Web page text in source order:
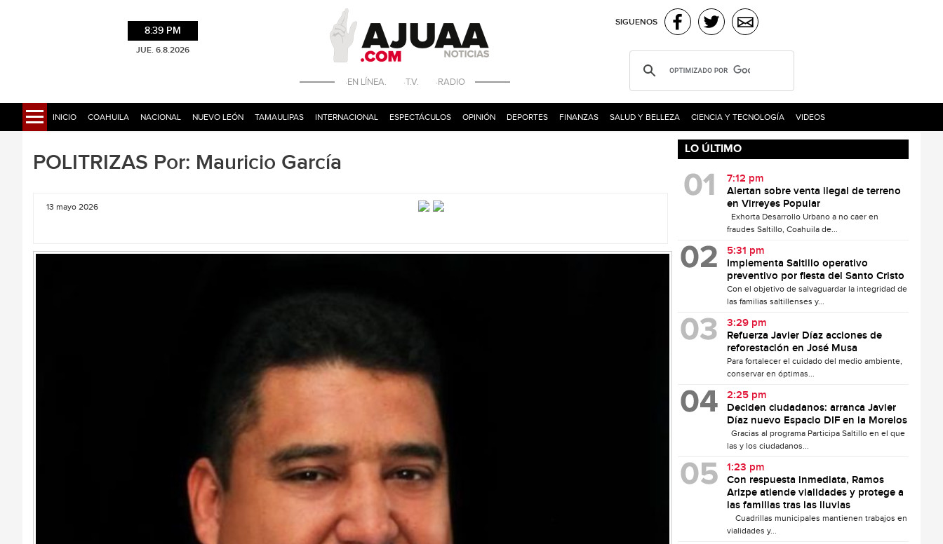
8:39 PM
JUE. 6.8.2026
·EN LÍNEA. ·T.V. ·RADIO
SIGUENOS
INICIO COAHUILA NACIONAL NUEVO LEÓN TAMAULIPAS INTERNACIONAL ESPECTÁCULOS OPINIÓN DEPORTES FINANZAS SALUD Y BELLEZA CIENCIA Y TECNOLOGÍA VIDEOS
POLITRIZAS Por: Mauricio García
13 mayo 2026
LO ÚLTIMO
7:12 pm
Alertan sobre venta ilegal de terreno
en Virreyes Popular
Exhorta Desarrollo Urbano a no caer en
fraudes Saltillo, Coahuila de...
5:31 pm
Implementa Saltillo operativo
preventivo por fiesta del Santo Cristo
Con el objetivo de salvaguardar la integridad de
las familias saltillenses y...
3:29 pm
Refuerza Javier Díaz acciones de
reforestación en José Musa
Para fortalecer el cuidado del medio ambiente,
conservar en óptimas...
2:25 pm
Deciden ciudadanos: arranca Javier
Díaz nuevo Espacio DIF en la Morelos
Gracias al programa Participa Saltillo en el que
las y los ciudadanos...
1:23 pm
Con respuesta inmediata, Ramos
Arizpe atiende vialidades y protege a
las familias tras las lluvias
Cuadrillas municipales mantienen trabajos en
vialidades y...